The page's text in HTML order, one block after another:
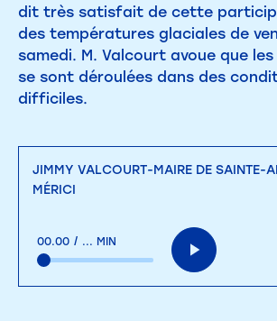
dit très satisfait de cette
des températures glaciales de
samedi. M. Valcourt avoue que
se sont déroulées dans des
difficiles.
JIMMY VALCOURT-MAIRE DE SAINTE-
MÉRICI
00.00 / ... MIN